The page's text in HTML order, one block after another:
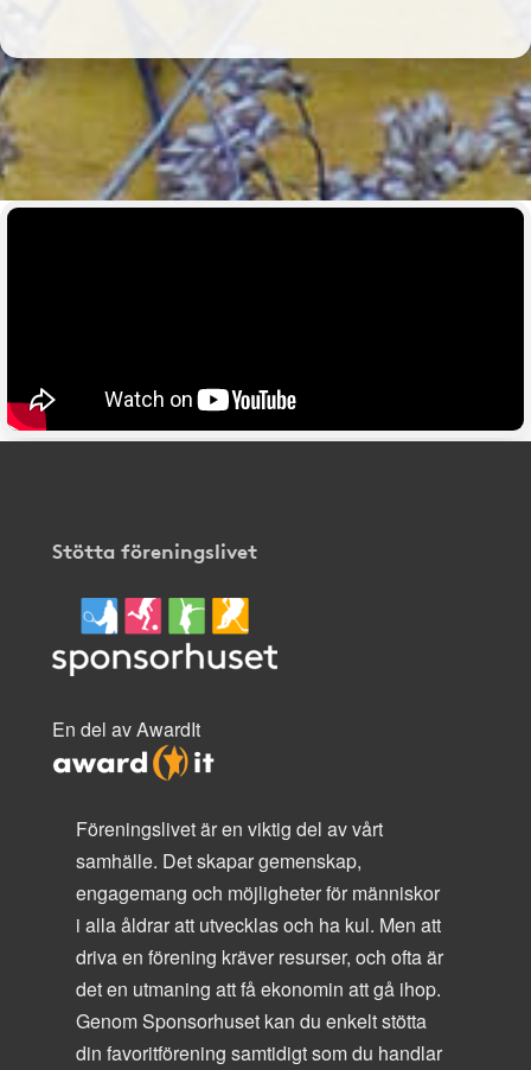
Stötta föreningslivet
En del av AwardIt
Föreningslivet är en viktig del av vårt
samhälle. Det skapar gemenskap,
engagemang och möjligheter för människor
i alla åldrar att utvecklas och ha kul. Men att
driva en förening kräver resurser, och ofta är
det en utmaning att få ekonomin att gå ihop.
Genom Sponsorhuset kan du enkelt stötta
din favoritförening samtidigt som du handlar